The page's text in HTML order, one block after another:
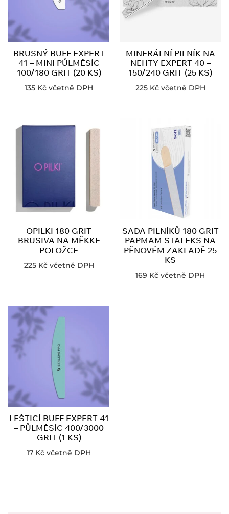
BRUSNÝ BUFF EXPERT
41 – MINI PŮLMĚSÍC
100/180 GRIT (20 KS)
135 Kč včetně DPH
MINERÁLNÍ PILNÍK NA
NEHTY EXPERT 40 –
150/240 GRIT (25 KS)
225 Kč včetně DPH
OPILKI 180 GRIT
BRUSIVA NA MĚKKE
POLOŽCE
225 Kč včetně DPH
SADA PILNÍKŮ 180 GRIT
PAPMAM STALEKS NA
PĚNOVÉM ZAKLADĚ 25
KS
169 Kč včetně DPH
LEŠTICÍ BUFF EXPERT 41
– PŮLMĚSÍC 400/3000
GRIT (1 KS)
17 Kč včetně DPH